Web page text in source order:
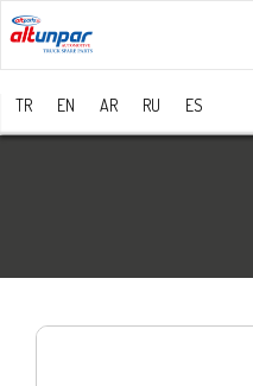
TR EN AR RU ES